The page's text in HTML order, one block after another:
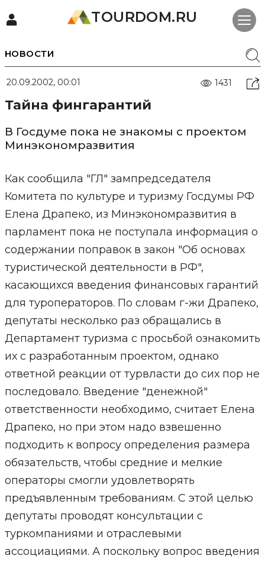
TOURDOM.RU
НОВОСТИ
20.09.2002, 00:01 1431
Тайна фингарантий
В Госдуме пока не знакомы с проектом
Минэкономразвития
Как сообщила "ГЛ" зампредседателя
Комитета по культуре и туризму Госдумы РФ
Елена Драпеко, из Минэкономразвития в
парламент пока не поступала информация о
содержании поправок в закон "Об основах
туристической деятельности в РФ",
касающихся введения финансовых гарантий
для туроператоров. По словам г-жи Драпеко,
депутаты несколько раз обращались в
Департамент туризма с просьбой ознакомить
их с разработанным проектом, однако
ответной реакции от турвласти до сих пор не
последовало. Введение "денежной"
ответственности необходимо, считает Елена
Драпеко, но при этом надо взвешенно
подходить к вопросу определения размера
обязательств, чтобы средние и мелкие
операторы смогли удовлетворять
предъявленным требованиям. С этой целью
депутаты проводят консультации с
туркомпаниями и отраслевыми
ассоциациями. А поскольку вопрос введения